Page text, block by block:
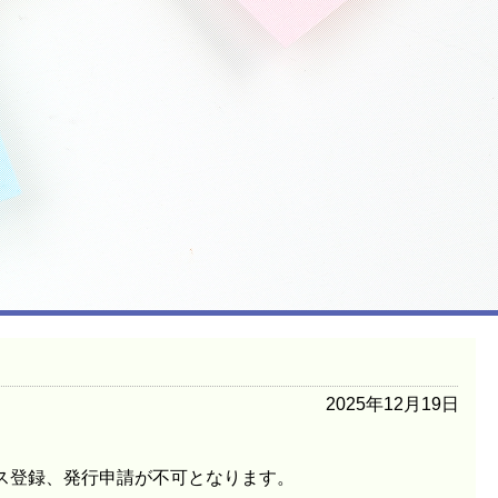
2025年12月19日
録、発行申請が不可となります。